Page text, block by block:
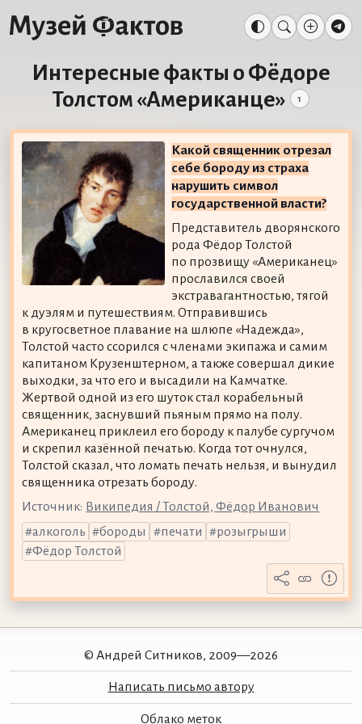
Интересные факты о Фёдоре
Толстом «Американце»
1
Какой священник отрезал
себе бороду из страха
нарушить символ
государственной власти?
Представитель дворянского
рода Фёдор Толстой
по прозвищу «Американец»
прославился своей
экстравагантностью, тягой
к дуэлям и путешествиям. Отправившись
в кругосветное плавание на шлюпе «Надежда»,
Толстой часто ссорился с членами экипажа и самим
капитаном Крузенштерном, а также совершал дикие
выходки, за что его и высадили на Камчатке.
Жертвой одной из его шуток стал корабельный
священник, заснувший пьяным прямо на полу.
Американец приклеил его бороду к палубе сургучом
и скрепил казённой печатью. Когда тот очнулся,
Толстой сказал, что ломать печать нельзя, и вынудил
священника отрезать бороду.
Источник: Википедия / Толстой, Фёдор Иванович
алкоголь
бороды печати
розыгрыши
Фёдор Толстой
© Андрей Ситников, 2009—2026
Написать письмо автору
Облако меток